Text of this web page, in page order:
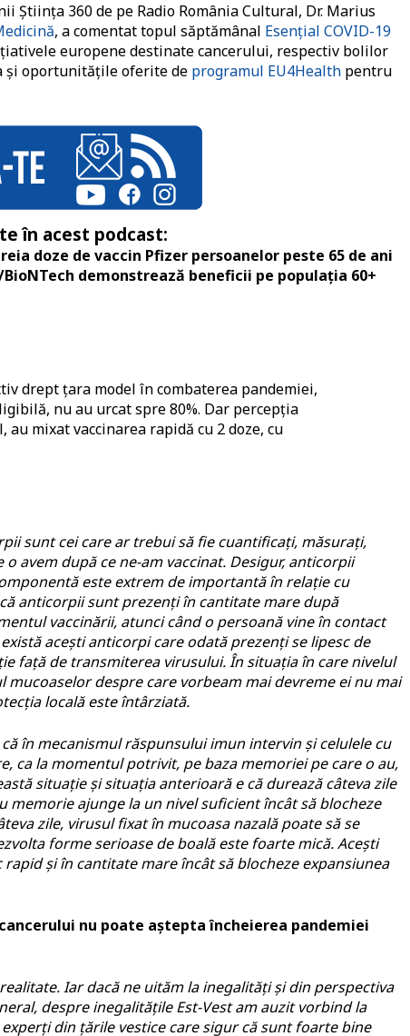
Știința 360 de pe Radio România Cultural, Dr. Marius
, a comentat topul săptămânal Esențial COVID-19
europene destinate cancerului, respectiv bolilor
și oportunitățile oferite de programul EU4Health pentru
în acest podcast:
doze de vaccin Pfizer persoanelor peste 65 de ani
demonstrează beneficii pe populația 60+
drept țara model în combaterea pandemiei,
nu au urcat spre 80%. Dar percepția
mixat vaccinarea rapidă cu 2 doze, cu
sunt cei care ar trebui să fie cuantificați, măsurați,
avem după ce ne-am vaccinat. Desigur, anticorpii
este extrem de importantă în relație cu
anticorpii sunt prezenți în cantitate mare după
vaccinării, atunci când o persoană vine în contact
acești anticorpi care odată prezenți se lipesc de
față de transmiterea virusului. În situația în care nivelul
mucoaselor despre care vorbeam mai devreme ei nu mai
locală este întârziată.
în mecanismul răspunsului imun intervin și celulele cu
ca la momentul potrivit, pe baza memoriei pe care o au,
situație și situația anterioară e că durează câteva zile
ajunge la un nivel suficient încât să blocheze
zile, virusul fixat în mucoasa nazală poate să se
forme serioase de boală este foarte mică. Acești
și în cantitate mare încât să blocheze expansiunea
nu poate aștepta încheierea pandemiei
Iar dacă ne uităm la inegalități și din perspectiva
despre inegalitățile Est-Vest am auzit vorbind la
din țările vestice care sigur că sunt foarte bine